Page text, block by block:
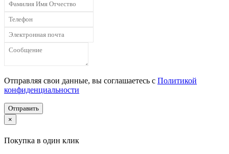
Отправляя свои данные, вы соглашаетесь с Политикой
конфиденциальности
Отправить
×
Покупка в один клик